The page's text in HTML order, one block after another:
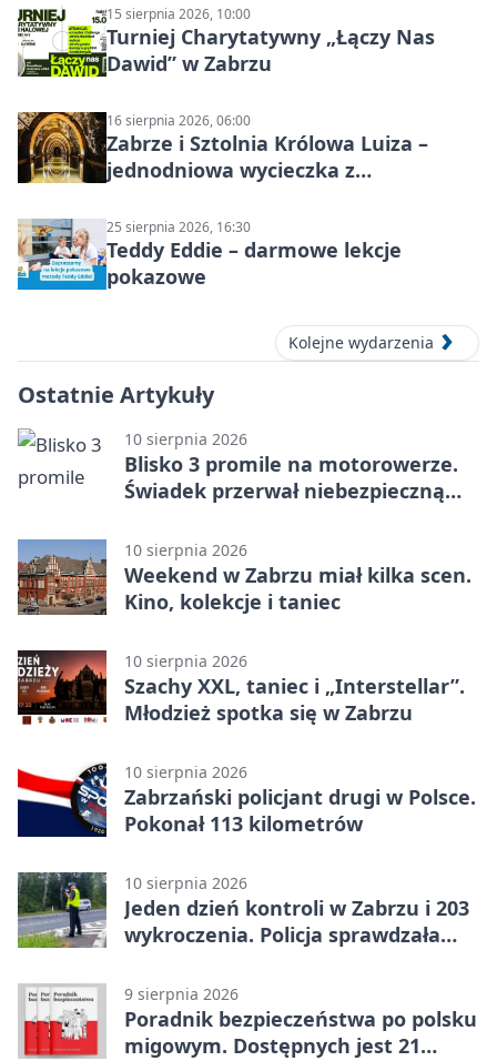
15 sierpnia 2026, 10:00
Turniej Charytatywny „Łączy Nas
Dawid” w Zabrzu
16 sierpnia 2026, 06:00
Zabrze i Sztolnia Królowa Luiza –
jednodniowa wycieczka z
miasta
25 sierpnia 2026, 16:30
Teddy Eddie – darmowe lekcje
pokazowe
Kolejne wydarzenia
Ostatnie Artykuły
10 sierpnia 2026
Blisko 3 promile na motorowerze.
Świadek przerwał niebezpieczną
10 sierpnia 2026
Weekend w Zabrzu miał kilka scen.
Kino, kolekcje i taniec
10 sierpnia 2026
Szachy XXL, taniec i „Interstellar”.
Młodzież spotka się w Zabrzu
10 sierpnia 2026
Zabrzański policjant drugi w Polsce.
Pokonał 113 kilometrów
10 sierpnia 2026
Jeden dzień kontroli w Zabrzu i 203
wykroczenia. Policja sprawdzała
9 sierpnia 2026
Poradnik bezpieczeństwa po polsku
migowym. Dostępnych jest 21